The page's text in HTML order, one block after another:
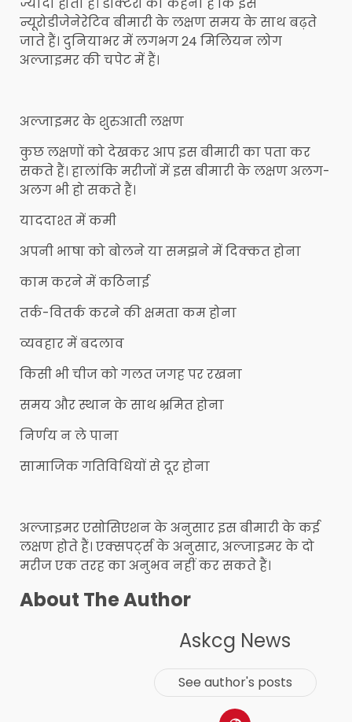
न्यूरोडीजेनेरेटिव बीमारी के लक्षण समय के साथ बढ़ते
जाते हैं। दुनियाभर में लगभग 24 मिलियन लोग
अल्जाइमर की चपेट में हैं।
अल्जाइमर के शुरुआती लक्षण
कुछ लक्षणों को देखकर आप इस बीमारी का पता कर
सकते हैं। हालांकि मरीजों में इस बीमारी के लक्षण अलग-
अलग भी हो सकते हैं।
याददाश्त में कमी
अपनी भाषा को बोलने या समझने में दिक्कत होना
काम करने में कठिनाई
तर्क-वितर्क करने की क्षमता कम होना
व्यवहार में बदलाव
किसी भी चीज को गलत जगह पर रखना
समय और स्थान के साथ भ्रमित होना
निर्णय न ले पाना
सामाजिक गतिविधियों से दूर होना
अल्जाइमर एसोसिएशन के अनुसार इस बीमारी के कई
लक्षण होते हैं। एक्सपर्ट्स के अनुसार, अल्जाइमर के दो
मरीज एक तरह का अनुभव नहीं कर सकते हैं।
About The Author
Askcg News
See author's posts